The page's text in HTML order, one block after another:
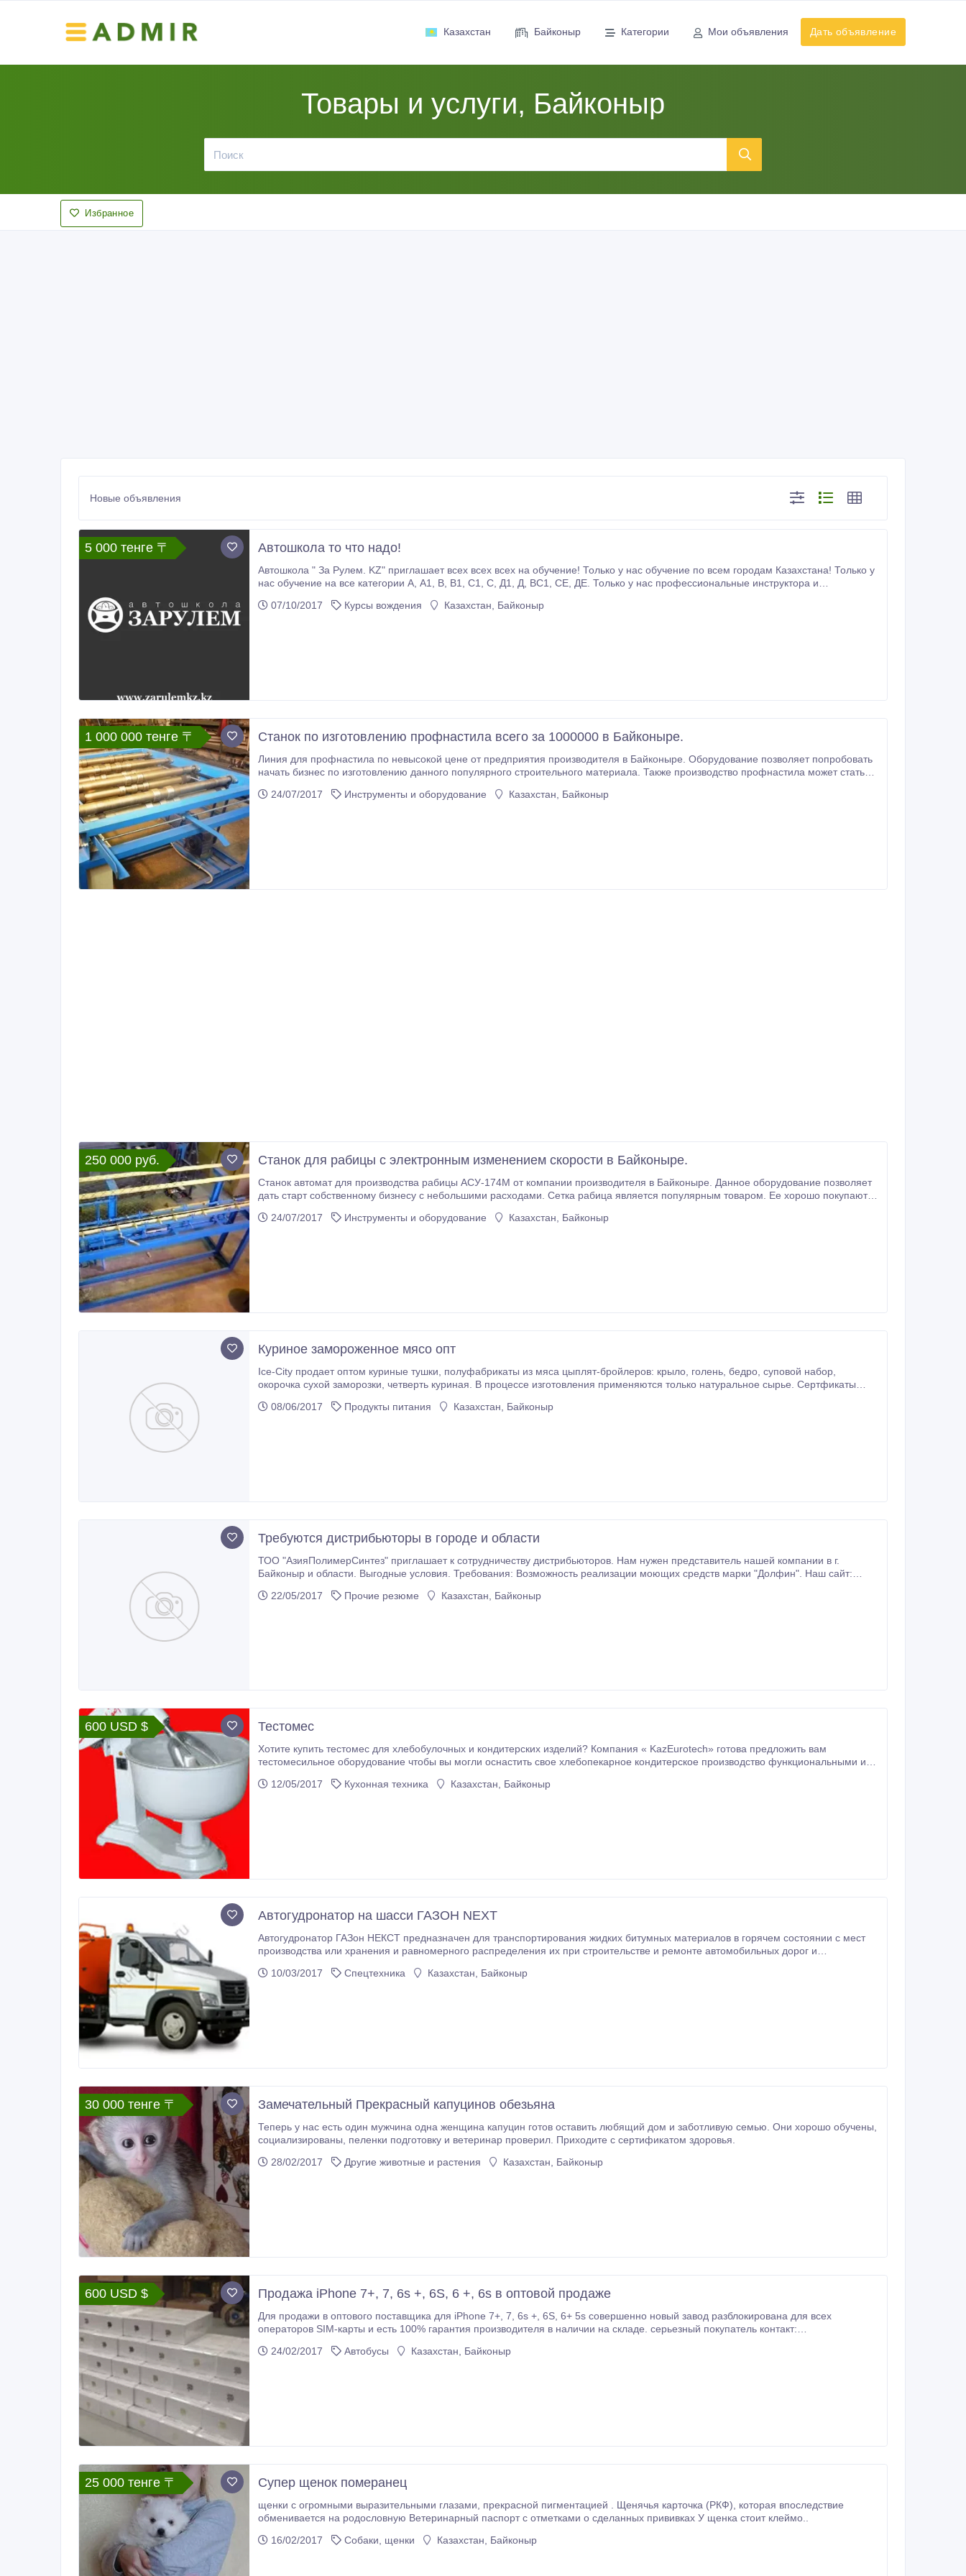
Казахстан Байконыр Категории Мои объявления Дать объявление
Товары и услуги, Байконыр
Избранное
Новые объявления
5 000 тенге 〒 Автошкола то что надо!
Автошкола " За Рулем. KZ" приглашает всех всех всех на обучение! Только у нас обучение по всем городам Казахстана! Только у
нас обучение на все категории А, А1, В, В1, С1, С, Д1, Д, ВС1, СЕ, ДЕ. Только у нас профессиональные инструктора и
ZARULEMKZ.
07/10/2017 Курсы вождения Казахстан, Байконыр
1 000 000 тенге 〒 Станок по изготовлению профнастила всего за 1000000 в Байконыре.
Линия для профнастила по невысокой цене от предприятия производителя в Байконыре. Оборудование позволяет попробовать
начать бизнес по изготовлению данного популярного строительного материала. Также производство профнастила может стать
затраты на приобретение оборудования.
24/07/2017 Инструменты и оборудование Казахстан, Байконыр
250 000 руб. Станок для рабицы с электронным изменением скорости в Байконыре.
Станок автомат для производства рабицы АСУ-174М от компании производителя в Байконыре. Данное оборудование позволяет
дать старт собственному бизнесу с небольшими расходами. Сетка рабица является популярным товаром. Ее хорошо покупают
24/07/2017
Инструменты и оборудование Казахстан, Байконыр
Куриное замороженное мясо опт
Ice-City продает оптом куриные тушки, полуфабрикаты из мяса цыплят-бройлеров: крыло, голень, бедро, суповой набор,
окорочка сухой заморозки, четверть куриная. В процессе изготовления применяются только натуральное сырье. Сертфикаты
08/06/2017
Продукты питания Казахстан, Байконыр
Требуются дистрибьюторы в городе и области
ТОО "АзияПолимерСинтез" приглашает к сотрудничеству дистрибьюторов. Нам нужен представитель нашей компании в г.
Байконыр и области. Выгодные условия. Требования: Возможность реализации моющих средств марки "Долфин". Наш сайт:
22/05/2017
Прочие резюме Казахстан, Байконыр
600 USD $ Тестомес
Хотите купить тестомес для хлебобулочных и кондитерских изделий? Компания « KazEurotech» готова предложить вам
тестомесильное оборудование чтобы вы могли оснастить свое хлебопекарное кондитерское производство функциональными и
12/05/2017
Кухонная техника Казахстан, Байконыр
Автогудронатор на шасси ГАЗОН NEXT
Автогудронатор ГАЗон НЕКСТ предназначен для транспортирования жидких битумных материалов в горячем состоянии с мест
производства или хранения и равномерного распределения их при строительстве и ремонте автомобильных дорог и
10/03/2017
Спецтехника Казахстан, Байконыр
30 000 тенге 〒 Замечательный Прекрасный капуцинов обезьяна
Теперь у нас есть один мужчина одна женщина капуцин готов оставить любящий дом и заботливую семью. Они хорошо обучены,
социализированы, пеленки подготовку и ветеринар проверил. Приходите с сертификатом здоровья.
28/02/2017
Другие животные и растения Казахстан, Байконыр
600 USD $ Продажа iPhone 7+, 7, 6s +, 6S, 6 +, 6s в оптовой продаже
Для продажи в оптового поставщика для iPhone 7+, 7, 6s +, 6S, 6+ 5s совершенно новый завод разблокирована для всех
операторов SIM-карты и есть 100% гарантия производителя в наличии на складе. серьезный покупатель контакт:
24/02/2017
Автобусы Казахстан, Байконыр
25 000 тенге 〒 Супер щенок померанец
щенки с огромными выразительными глазами, прекрасной пигментацией . Щенячья карточка (РКФ), которая впоследствие
обменивается на родословную Ветеринарный паспорт с отметками о сделанных прививках У щенка стоит клеймо..
16/02/2017
Собаки, щенки Казахстан, Байконыр